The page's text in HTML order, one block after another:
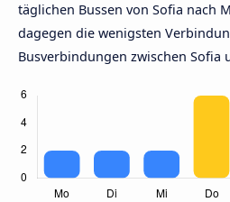
täglichen Bussen von Sofia nach
dagegen die wenigsten
Busverbindungen zwischen Sofia